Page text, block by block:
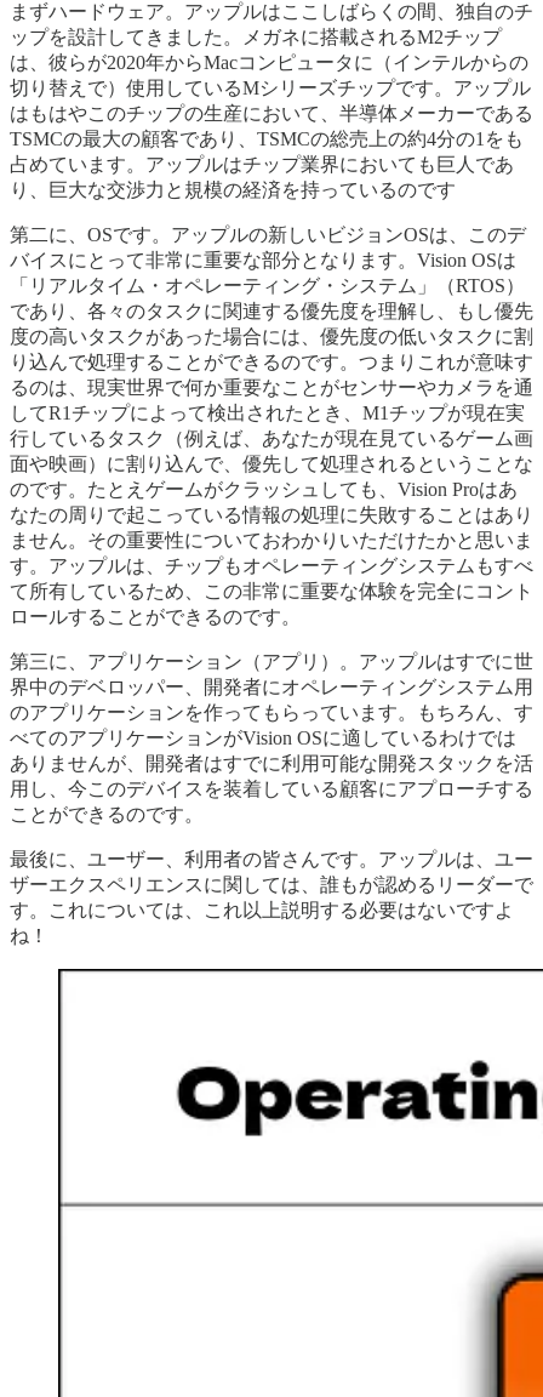
まずハードウェア。アップルはここしばらくの間、独自のチ
ップを設計してきました。メガネに搭載されるM2チップ
は、彼らが2020年からMacコンピュータに（インテルからの
切り替えで）使用しているMシリーズチップです。アップル
はもはやこのチップの生産において、半導体メーカーである
TSMCの最大の顧客であり、TSMCの総売上の約4分の1をも
占めています。アップルはチップ業界においても巨人であ
り、巨大な交渉力と規模の経済を持っているのです
第二に、OSです。アップルの新しいビジョンOSは、このデ
バイスにとって非常に重要な部分となります。Vision OSは
「リアルタイム・オペレーティング・システム」（RTOS）
であり、各々のタスクに関連する優先度を理解し、もし優先
度の高いタスクがあった場合には、優先度の低いタスクに割
り込んで処理することができるのです。つまりこれが意味す
るのは、現実世界で何か重要なことがセンサーやカメラを通
してR1チップによって検出されたとき、M1チップが現在実
行しているタスク（例えば、あなたが現在見ているゲーム画
面や映画）に割り込んで、優先して処理されるということな
のです。たとえゲームがクラッシュしても、Vision Proはあ
なたの周りで起こっている情報の処理に失敗することはあり
ません。その重要性についておわかりいただけたかと思いま
す。アップルは、チップもオペレーティングシステムもすべ
て所有しているため、この非常に重要な体験を完全にコント
ロールすることができるのです。
第三に、アプリケーション（アプリ）。アップルはすでに世
界中のデベロッパー、開発者にオペレーティングシステム用
のアプリケーションを作ってもらっています。もちろん、す
べてのアプリケーションがVision OSに適しているわけでは
ありませんが、開発者はすでに利用可能な開発スタックを活
用し、今このデバイスを装着している顧客にアプローチする
ことができるのです。
最後に、ユーザー、利用者の皆さんです。アップルは、ユー
ザーエクスペリエンスに関しては、誰もが認めるリーダーで
す。これについては、これ以上説明する必要はないですよ
ね！